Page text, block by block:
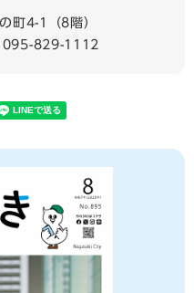
町4-1（8階）
095-829-1112